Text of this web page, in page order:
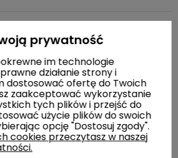
USB-C
Akumulator
140°
prywatność
im technologie
działanie strony i
dostosować ofertę do Twoich
zaakceptować wykorzystanie
tych plików i przejść do
użycie plików do swoich
opcję "Dostosuj zgody".
cookies przeczytasz w naszej